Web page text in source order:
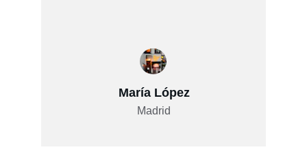
María López
Madrid